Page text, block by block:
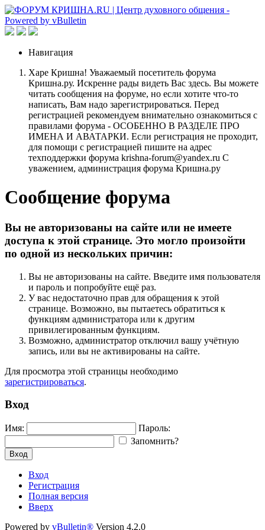
Навигация
Харе Кришна! Уважаемый посетитель форума
Кришна.ру. Искренне рады видеть Вас здесь. Вы можете
читать сообщения на форуме, но если хотите что-то
написать, Вам надо зарегистрироваться. Перед
регистрацией рекомендуем внимательно ознакомиться с
правилами форума - ОСОБЕННО В РАЗДЕЛЕ ПРО
ИМЕНА И АВАТАРКИ. Если регистрация не проходит,
для помощи с регистрацией пишите на адрес
техподдержки форума krishna-forum@yandex.ru С
уважением, администрация форума Кришна.ру
Сообщение форума
Вы не авторизованы на сайте или не имеете
доступа к этой странице. Это могло произойти
по одной из нескольких причин:
Вы не авторизованы на сайте. Введите имя пользователя
и пароль и попробуйте ещё раз.
У вас недостаточно прав для обращения к этой
странице. Возможно, вы пытаетесь обратиться к
функциям администратора или к другим
привилегированным функциям.
Возможно, администратор отключил вашу учётную
запись, или вы не активированы на сайте.
Для просмотра этой страницы необходимо
зарегистрироваться.
Вход
Имя:
Пароль:
Запомнить?
Вход
Вход
Регистрация
Полная версия
Вверх
Powered by vBulletin® Version 4.2.0